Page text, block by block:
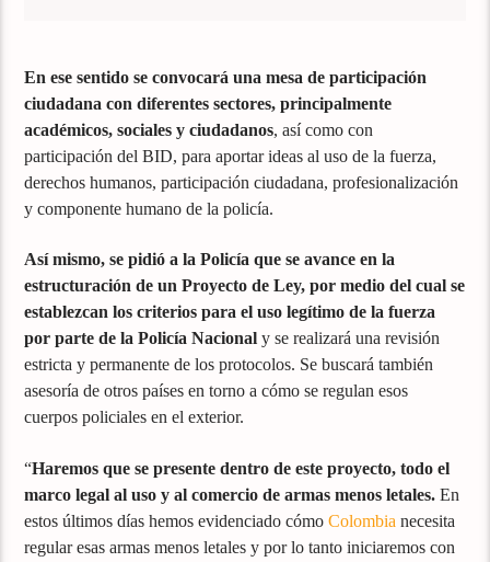
En ese sentido se convocará una mesa de participación
ciudadana con diferentes sectores, principalmente
académicos, sociales y ciudadanos, así como con
participación del BID, para aportar ideas al uso de la fuerza,
derechos humanos, participación ciudadana, profesionalización
y componente humano de la policía.
Así mismo, se pidió a la Policía que se avance en la
estructuración de un Proyecto de Ley, por medio del cual se
establezcan los criterios para el uso legítimo de la fuerza
por parte de la Policía Nacional y se realizará una revisión
estricta y permanente de los protocolos. Se buscará también
asesoría de otros países en torno a cómo se regulan esos
cuerpos policiales en el exterior.
“Haremos que se presente dentro de este proyecto, todo el
marco legal al uso y al comercio de armas menos letales. En
estos últimos días hemos evidenciado cómoColombia necesita
regular esas armas menos letales y por lo tanto iniciaremos con